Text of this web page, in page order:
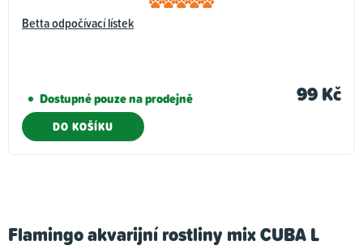
Betta odpočívací lístek
Dostupné pouze na prodejně 99 Kč
DO KOŠÍKU
Flamingo akvarijní rostliny mix CUBA L